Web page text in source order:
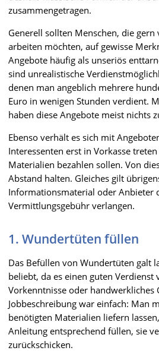
zusammengetragen.
Generell sollten Menschen, die gern
arbeiten möchten, auf gewisse
Angebote häufig als unseriös
sind unrealistische
denen man angeblich mehrere
Euro in wenigen Stunden verdient.
haben diese Angebote meist nichts
Ebenso verhält es sich mit
Interessenten erst in Vorkasse
Materialien bezahlen sollen. Von
Abstand halten. Gleiches gilt
Informationsmaterial oder Anbieter
Vermittlungsgebühr verlangen.
1. Wundertüten füllen
Das Befüllen von Wundertüten galt
beliebt, da es einen guten Verdienst
Vorkenntnisse oder handwerkliches
Jobbeschreibung war einfach: Man
benötigten Materialien liefern
Anleitung entsprechend füllen, sie
zurückschicken.